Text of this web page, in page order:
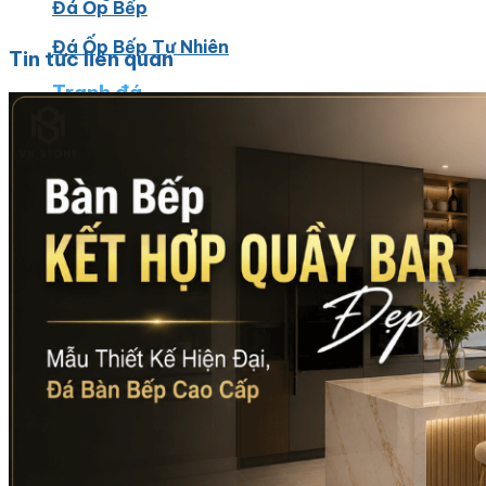
Đá Ốp Bếp
Đá Ốp Bếp Tự Nhiên
Tranh đá
Tranh Đá Thạch Anh Đối Xứng
Tranh Đá Sơn Thủy Xuyên Sáng
Tranh Đá Granite Đối Xứng
Tranh Đá Xuyên Sáng Onyx
Đá Nội Thất
Mặt Bàn Lavabo Đá
Tin tức liên quan